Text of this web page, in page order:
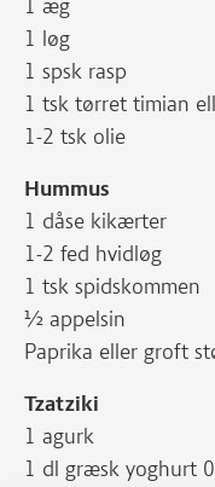
1 æg
1 løg
1 spsk rasp
1 tsk tørret timian
1-2 tsk olie
Hummus
1 dåse kikærter
1-2 fed hvidløg
1 tsk spidskommen
½ appelsin
Paprika eller groft
Tzatziki
1 agurk
1 dl græsk yoghurt